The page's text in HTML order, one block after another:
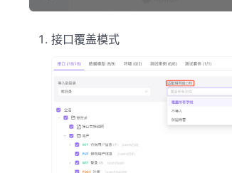
接口覆盖模式